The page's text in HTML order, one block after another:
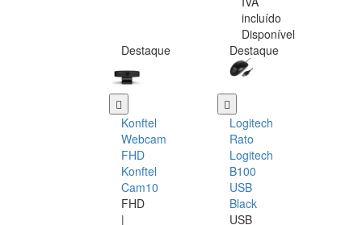
incluído
Disponível
Destaque
Konftel
Webcam
FHD
Konftel
Cam10
FHD
|
Destaque
Logitech
Rato
Logitech
B100
USB
Black
USB